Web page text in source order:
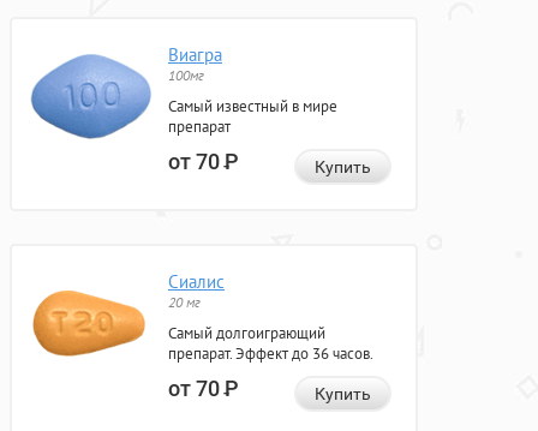
Виагра
100мг
Самый известный в мире
препарат
от 70Р Купить
Сиалис
20 мг
Самый долгоиграющий
препарат. Эффект до 36 часов.
от 70Р Купить